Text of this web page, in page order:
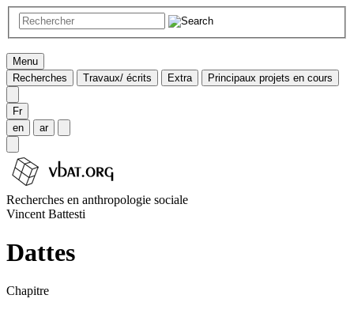
Menu
Recherches
Travaux/ écrits Extra Principaux projets en cours
Fr
en
ar
Recherches en anthropologie sociale
Vincent Battesti
Dattes
Chapitre